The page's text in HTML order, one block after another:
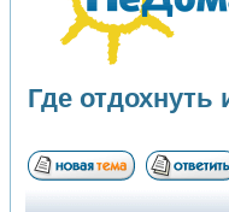
Где отдохнуть